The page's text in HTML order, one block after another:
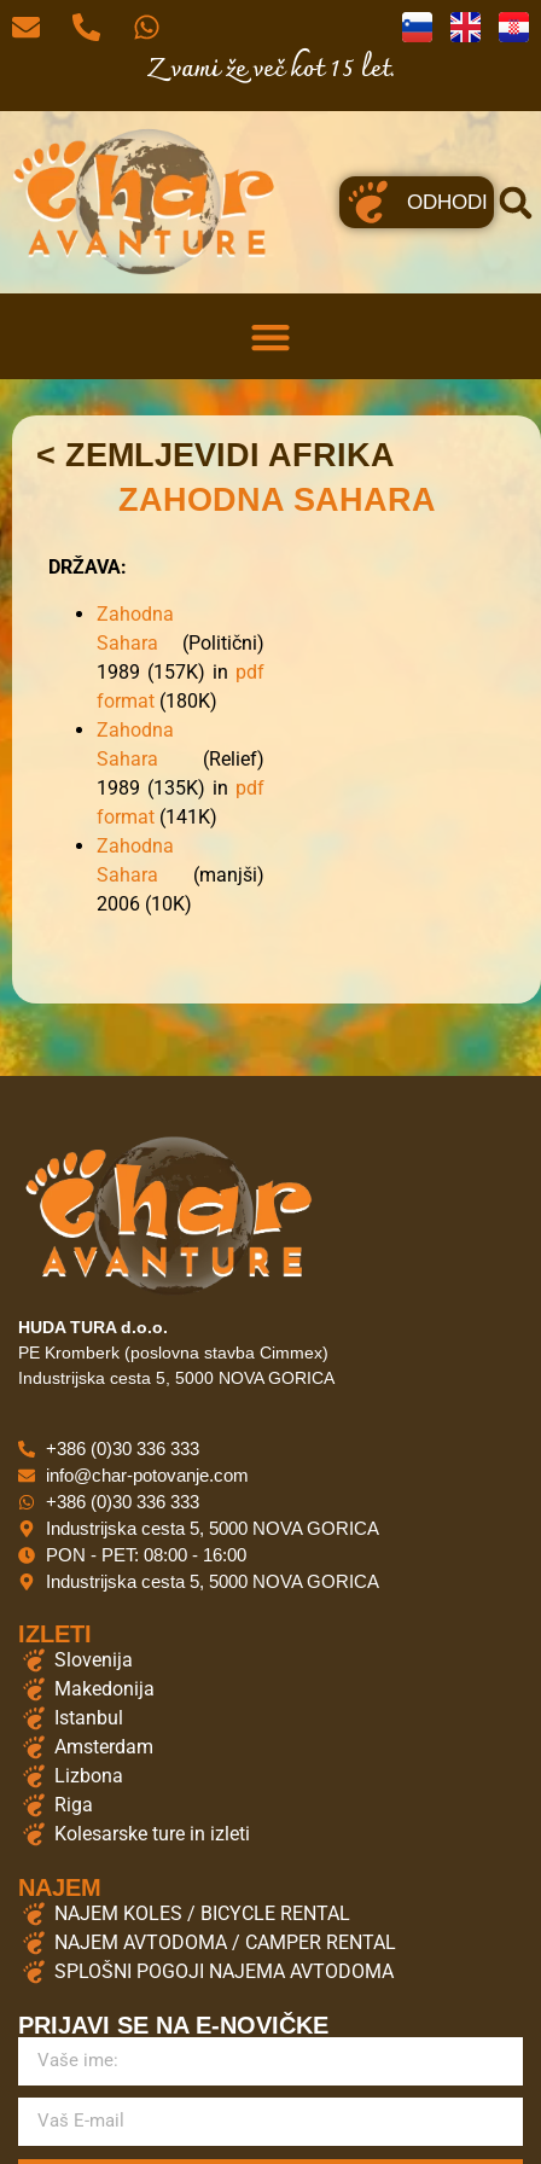
Z vami že več kot 15 let.
ODHODI
< ZEMLJEVIDI AFRIKA
ZAHODNA SAHARA
DRŽAVA:
Zahodna
Sahara (Politični)
1989 (157K) in pdf
format (180K)
Zahodna
Sahara (Relief)
1989 (135K) in pdf
format (141K)
Zahodna
Sahara (manjši)
2006 (10K)
HUDA TURA d.o.o.
PE Kromberk (poslovna stavba Cimmex)
Industrijska cesta 5, 5000 NOVA GORICA
+386 (0)30 336 333
info@char-potovanje.com
+386 (0)30 336 333
Industrijska cesta 5, 5000 NOVA GORICA
PON - PET: 08:00 - 16:00
Industrijska cesta 5, 5000 NOVA GORICA
IZLETI
Slovenija
Makedonija
Istanbul
Amsterdam
Lizbona
Riga
Kolesarske ture in izleti
NAJEM
NAJEM KOLES / BICYCLE RENTAL
NAJEM AVTODOMA / CAMPER RENTAL
SPLOŠNI POGOJI NAJEMA AVTODOMA
PRIJAVI SE NA E-NOVIČKE